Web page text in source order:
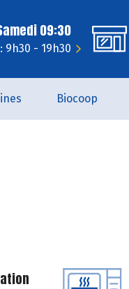
09:30
9h30 - 19h30
Biocoop